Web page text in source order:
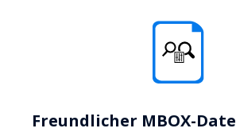
Freundlicher MBOX-